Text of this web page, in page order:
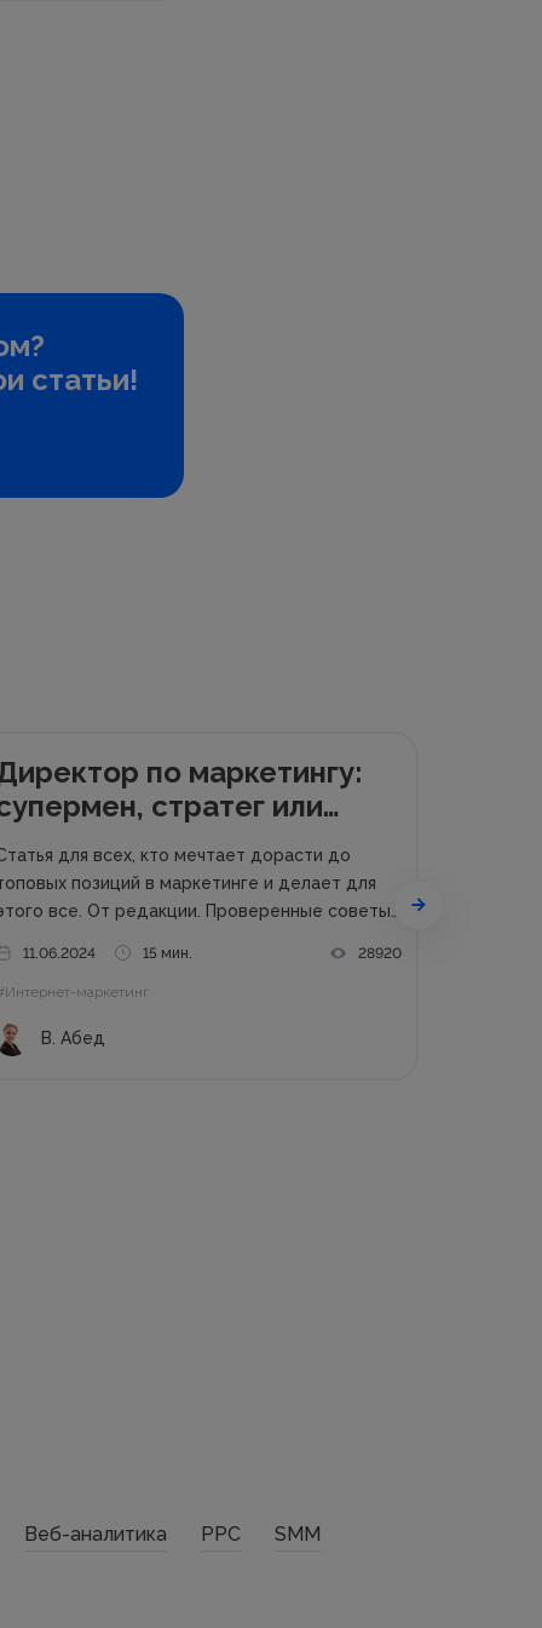
статьи!
по маркетингу:
стратег или
креатор?для всех, кто мечтает дорасти до
позиций в маркетинге и делает для
все. От редакции. Проверенные советы
месте! Подписывайтесь на наш
канал и получайте каждую неделю
новую порцию...
11.06.2024 15 мин. 28920
маркетинг
В. Абед
Веб-аналитика PPC SMM